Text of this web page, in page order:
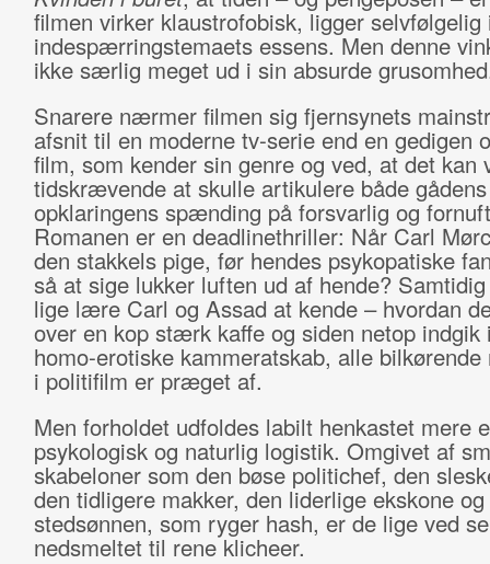
filmen virker klaustrofobisk, ligger selvfølgelig
indespærringstemaets essens. Men denne
ikke særlig meget ud i sin absurde
Snarere nærmer filmen sig fjernsynets
afsnit til en moderne tv-serie end en gedigen
film, som kender sin genre og ved, at det kan
tidskrævende at skulle artikulere både
opklaringens spænding på forsvarlig og
Romanen er en deadline­thriller: Når Carl
den stakkels pige, før hendes psykopatiske
så at sige lukker luften ud af hende?
lige lære Carl og Assad at kende – hvordan
over en kop stærk kaffe og siden netop indgik
homo-erotiske kammeratskab, alle bilkørende
i politifilm er præget af.
Men forholdet udfoldes labilt henkastet mere
psykologisk og naturlig logistik. Omgivet af
skabeloner som den bøse politichef, den
den tidligere makker, den liderlige ekskone og
stedsønnen, som ryger hash, er de lige ved
nedsmeltet til rene klicheer.